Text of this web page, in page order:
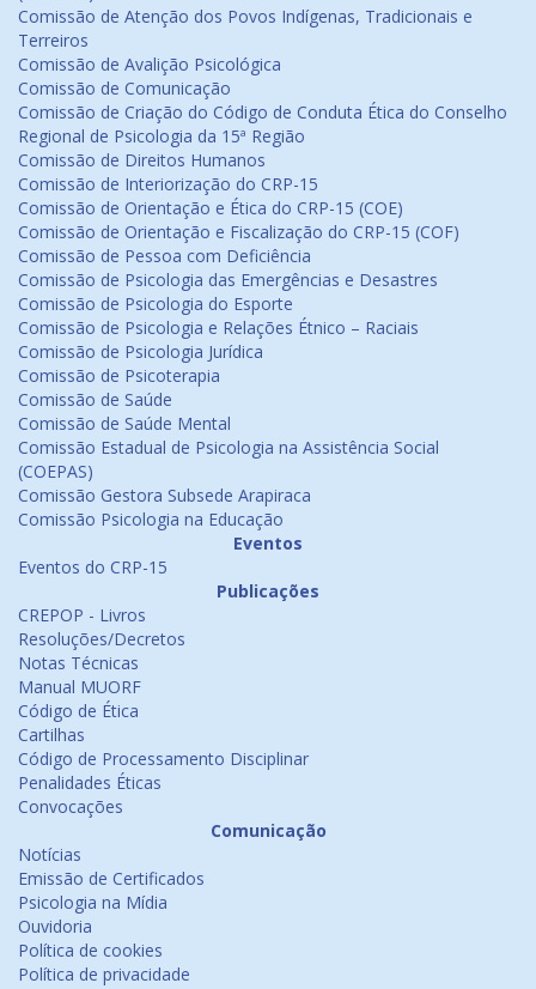
Comissão de Atenção dos Povos Indígenas, Tradicionais e
Terreiros
Comissão de Avalição Psicológica
Comissão de Comunicação
Comissão de Criação do Código de Conduta Ética do Conselho
Regional de Psicologia da 15ª Região
Comissão de Direitos Humanos
Comissão de Interiorização do CRP-15
Comissão de Orientação e Ética do CRP-15 (COE)
Comissão de Orientação e Fiscalização do CRP-15 (COF)
Comissão de Pessoa com Deficiência
Comissão de Psicologia das Emergências e Desastres
Comissão de Psicologia do Esporte
Comissão de Psicologia e Relações Étnico – Raciais
Comissão de Psicologia Jurídica
Comissão de Psicoterapia
Comissão de Saúde
Comissão de Saúde Mental
Comissão Estadual de Psicologia na Assistência Social
(COEPAS)
Comissão Gestora Subsede Arapiraca
Comissão Psicologia na Educação
Eventos
Eventos do CRP-15
Publicações
CREPOP - Livros
Resoluções/Decretos
Notas Técnicas
Manual MUORF
Código de Ética
Cartilhas
Código de Processamento Disciplinar
Penalidades Éticas
Convocações
Comunicação
Notícias
Emissão de Certificados
Psicologia na Mídia
Ouvidoria
Política de cookies
Política de privacidade